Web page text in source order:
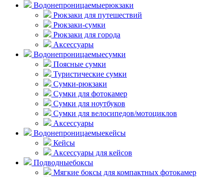
Водонепроницаемыерюкзаки
Рюкзаки для путешествий
Рюкзаки-сумки
Рюкзаки для города
Аксессуары
Водонепроницаемыесумки
Поясные сумки
Туристические сумки
Сумки-рюкзаки
Сумки для фотокамер
Сумки для ноутбуков
Сумки для велосипедов/мотоциклов
Аксессуары
Водонепроницаемыекейсы
Кейсы
Аксессуары для кейсов
Подводныебоксы
Мягкие боксы для компактных фотокамер